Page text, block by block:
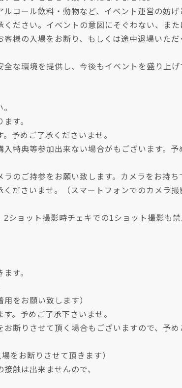
コール飲料・動物など、イベント運営の妨げ
ださい。イベントの意図にそぐわない、また
様の入場をお断り、もしくは途中退場いただ
な環境を提供し、今後もイベントを盛り上げ
す。
予めご了承くださいませ。
特典等参加出来ない場合がもございます。予
のご持参をお願い致します。カメラをお持ち
ださいませ。（スマートフォンでのカメラ撮
ショット撮影時チェキでの1ショット撮影も禁
す。
をお願い致します）
。予めご了承下さいませ。
断りさせて頂く場合もございますので、予め
をお断りさせて頂きます）
触は出来ませんので、